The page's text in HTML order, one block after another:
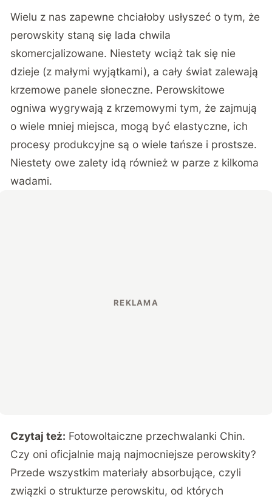
Wielu z nas zapewne chciałoby usłyszeć o tym, że
perowskity staną się lada chwila
skomercjalizowane. Niestety wciąż tak się nie
dzieje (z małymi wyjątkami), a cały świat zalewają
krzemowe panele słoneczne. Perowskitowe
ogniwa wygrywają z krzemowymi tym, że zajmują
o wiele mniej miejsca, mogą być elastyczne, ich
procesy produkcyjne są o wiele tańsze i prostsze.
Niestety owe zalety idą również w parze z kilkoma
wadami.
Czytaj też: Fotowoltaiczne przechwalanki Chin.
Czy oni oficjalnie mają najmocniejsze perowskity?
Przede wszystkim materiały absorbujące, czyli
związki o strukturze perowskitu, od których